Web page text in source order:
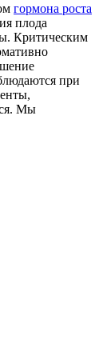
гормона роста
плода
Критическим
при
Мы